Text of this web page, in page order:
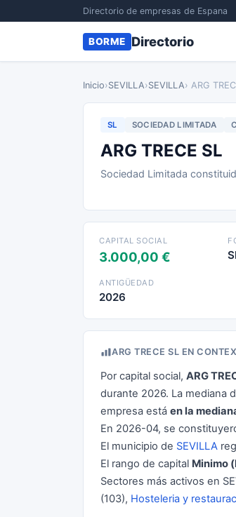
Directorio de empresas de Espana
BORME Directorio
Inicio›SEVILLA›SEVILLA› ARG
SL SOCIEDAD LIMITADA
ARG TRECE SL
Sociedad Limitada
CAPITAL SOCIAL
3.000,00 €
ANTIGÜEDAD
2026
ARG TRECE SL EN
Por capital social, ARG
durante 2026. La mediana
empresa está en la
En 2026-04, se
El municipio de SEVILLA
El rango de capital Minimo
Sectores más activos en
(103), Hosteleria y